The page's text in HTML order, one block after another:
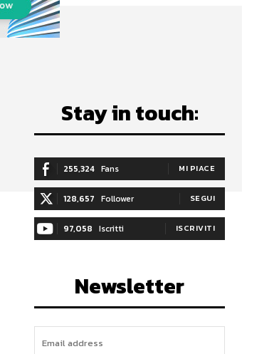
Stay in touch:
255,324 Fans MI PIACE
128,657 Follower SEGUI
97,058 Iscritti ISCRIVITI
Newsletter